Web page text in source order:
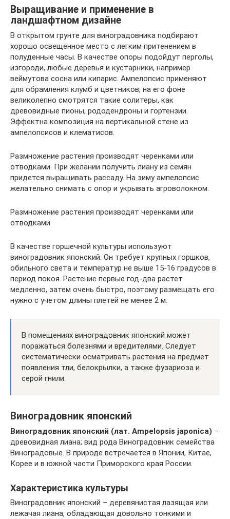
Выращивание и применение в
ландшафтном дизайне
В открытом грунте для виноградовника подбирают
хорошо освещенное место с легким притенением в
полуденные часы. В качестве опоры подойдут перголы,
изгороди, любые деревья и кустарники, например
веймутова сосна или кипарис. Ампелопсис применяют
для обрамления клумб и цветников, на его фоне
великолепно смотрятся такие солитеры, как
древовидные пионы, рододендроны и гортензии.
Эффектна композиция на вертикальной стене из
ампелопсисов и клематисов.
Размножение растения производят черенками или
отводками. При желании получить лиану из семян
придется выращивать рассаду. На зиму ампелопсис
желательно снимать с опор и укрывать агроволокном.
Размножение растения производят черенками или
отводками
В качестве горшечной культуры используют
виноградовник японский. Он требует крупных горшков,
обильного света и температур не выше 15-16 градусов в
период покоя. Растение первые год-два растет
медленно, затем очень быстро, поэтому размещать его
нужно с учетом длины плетей не менее 2 м.
В помещениях виноградовник японский может
поражаться болезнями и вредителями. Следует
систематически осматривать растения на предмет
появления тли, белокрылки, а также фузариоза и
серой гнили.
Виноградовник японский
Виноградовник японский (лат. Ampelopsis japonica) –
древовидная лиана; вид рода Виноградовник семейства
Виноградовые. В природе встречается в Японии, Китае,
Корее и в южной части Приморского края России.
Характеристика культуры
Виноградовник японский – деревянистая лазящая или
лежачая лиана, обладающая довольно тонкими и